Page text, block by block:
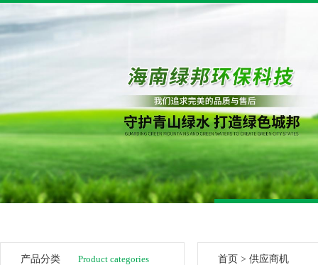
产品分类 Product categories 首页 > 供应商机